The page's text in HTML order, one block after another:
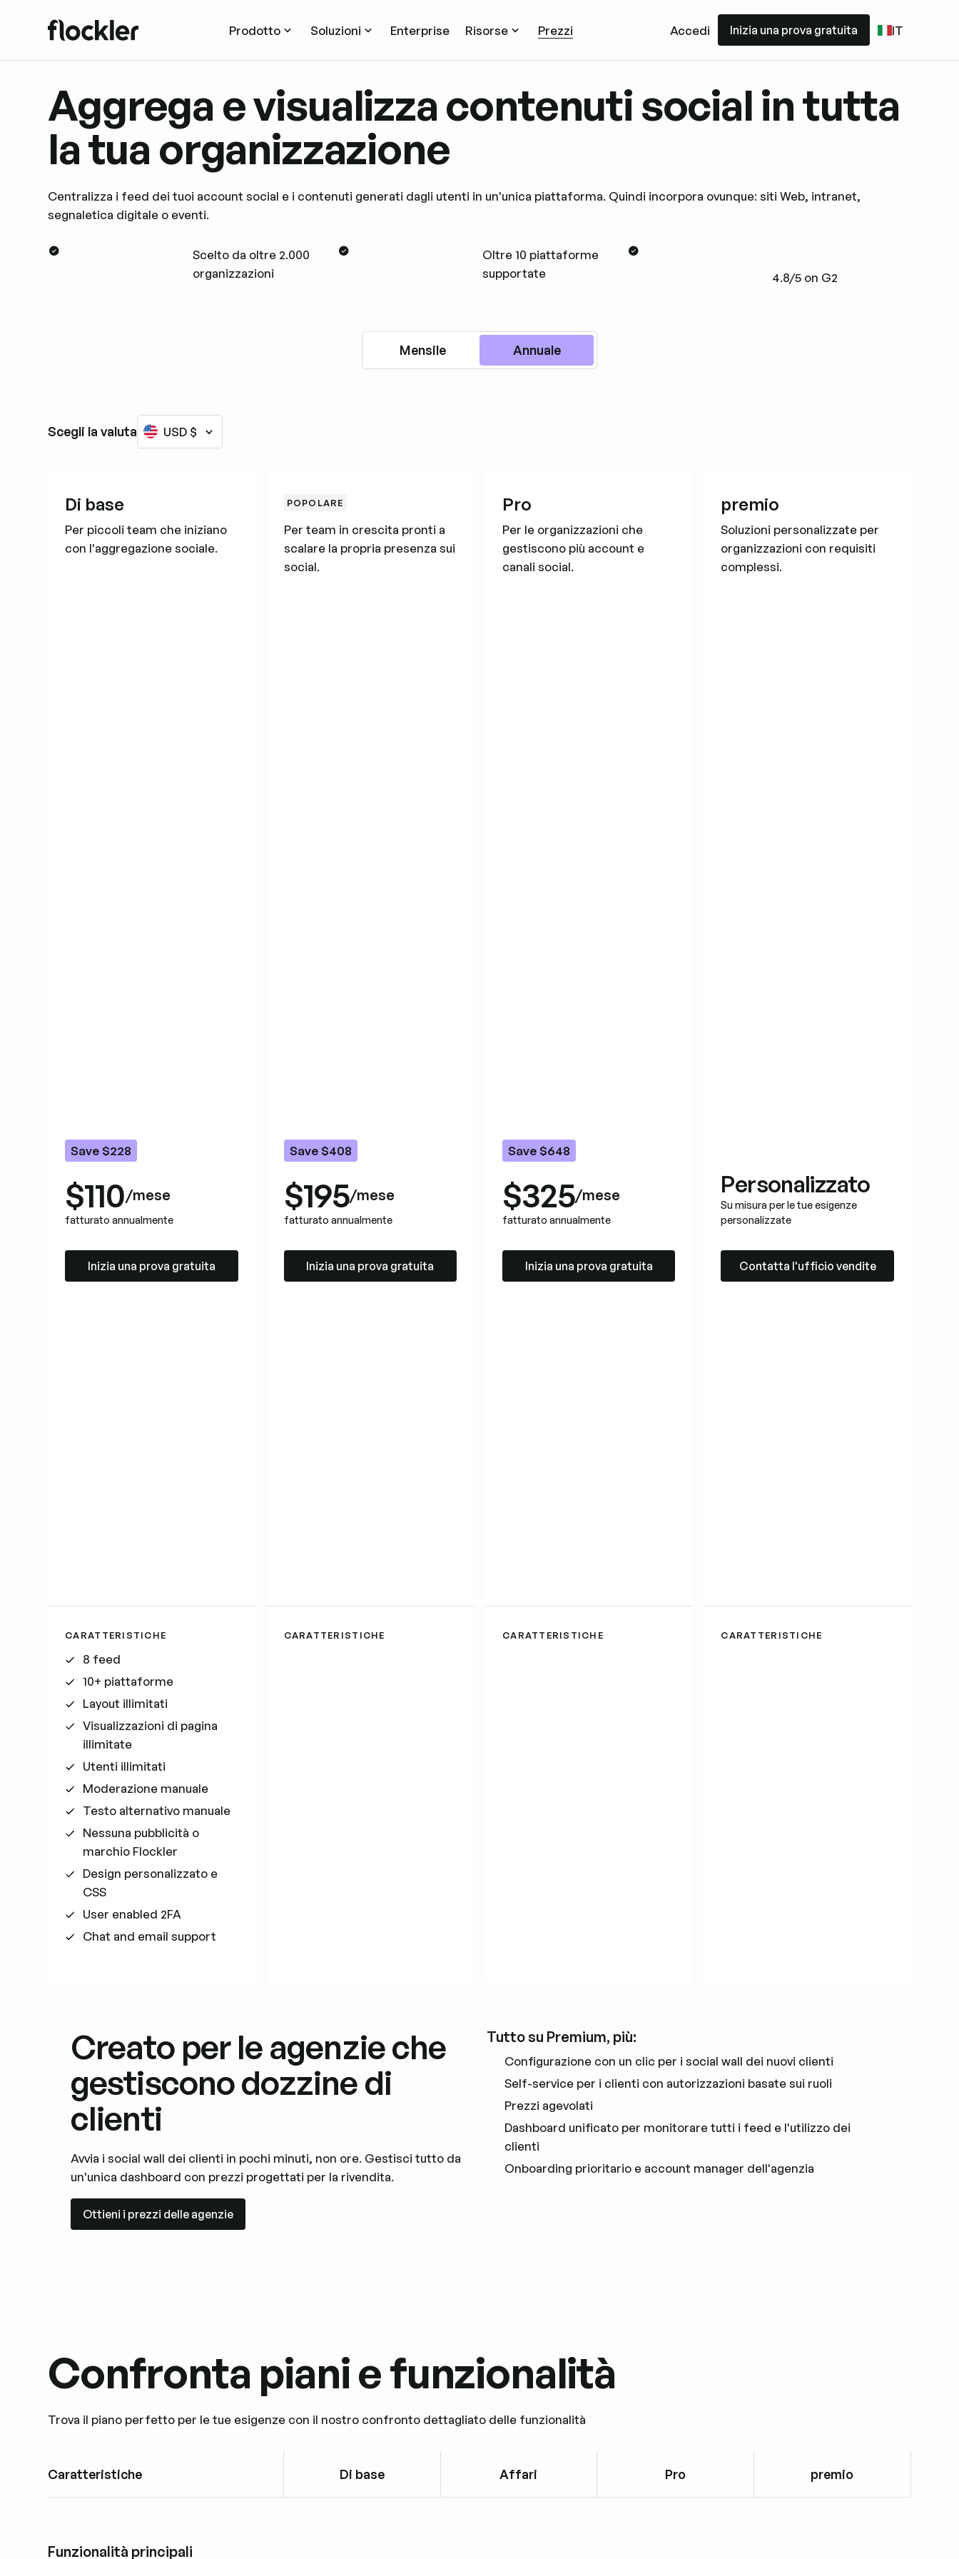
Prodotto Soluzioni Enterprise Risorse Prezzi Accedi Inizia una prova gratuita IT
Aggrega e visualizza contenuti social in tutta
la tua organizzazione
Centralizza i feed dei tuoi account social e i contenuti generati dagli utenti in un'unica piattaforma. Quindi incorpora ovunque: siti Web, intranet,
segnaletica digitale o eventi.
Scelto da oltre 2.000
organizzazioni
Oltre 10 piattaforme
supportate
4.8/5 on G2
Mensile Annuale
Scegli la valuta USD $
Di base
Per piccoli team che iniziano
con l'aggregazione sociale.
Save $228
$110/mese
fatturato annualmente
Inizia una prova gratuita
CARATTERISTICHE
8 feed
10+ piattaforme
Layout illimitati
Visualizzazioni di pagina
illimitate
Utenti illimitati
Moderazione manuale
Testo alternativo manuale
Nessuna pubblicità o
marchio Flockler
Design personalizzato e
CSS
User enabled 2FA
Chat and email support
Affari
POPOLARE
Per team in crescita pronti a
scalare la propria presenza sui
social.
Save $408
$195/mese
fatturato annualmente
Inizia una prova gratuita
CARATTERISTICHE
Pro
Per le organizzazioni che
gestiscono più account e
canali social.
Save $648
$325/mese
fatturato annualmente
Inizia una prova gratuita
CARATTERISTICHE
premio
Soluzioni personalizzate per
organizzazioni con requisiti
complessi.
Personalizzato
Su misura per le tue esigenze
personalizzate
Contatta l'ufficio vendite
CARATTERISTICHE
Creato per le agenzie che
gestiscono dozzine di
clienti
Avvia i social wall dei clienti in pochi minuti, non ore. Gestisci tutto da
un'unica dashboard con prezzi progettati per la rivendita.
Ottieni i prezzi delle agenzie
Tutto su Premium, più:
Configurazione con un clic per i social wall dei nuovi clienti
Self-service per i clienti con autorizzazioni basate sui ruoli
Prezzi agevolati
Dashboard unificato per monitorare tutti i feed e l'utilizzo dei
clienti
Onboarding prioritario e account manager dell'agenzia
Confronta piani e funzionalità
Trova il piano perfetto per le tue esigenze con il nostro confronto dettagliato delle funzionalità
Caratteristiche Di base Affari Pro premio
Funzionalità principali